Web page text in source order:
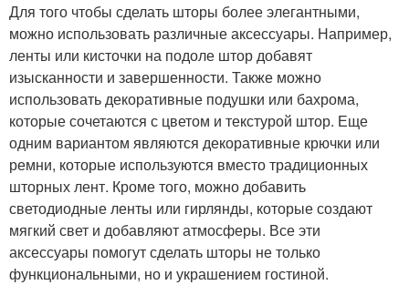
Для того чтобы сделать шторы более элегантными,
можно использовать различные аксессуары. Например,
ленты или кисточки на подоле штор добавят
изысканности и завершенности. Также можно
использовать декоративные подушки или бахрома,
которые сочетаются с цветом и текстурой штор. Еще
одним вариантом являются декоративные крючки или
ремни, которые используются вместо традиционных
шторных лент. Кроме того, можно добавить
светодиодные ленты или гирлянды, которые создают
мягкий свет и добавляют атмосферы. Все эти
аксессуары помогут сделать шторы не только
функциональными, но и украшением гостиной.